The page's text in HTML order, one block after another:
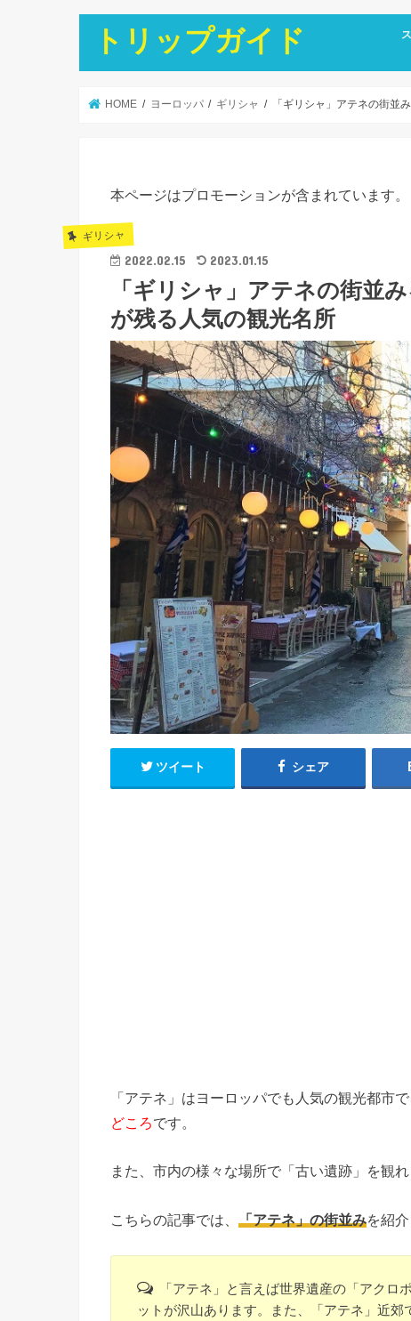
トリップガイド
ス
バ
グ
コ
ア
セ
マ
HOME ヨーロッパ ギリシャ 「ギリシャ」アテネの街並
本ページはプロモーションが含まれています。
ギリシャ
2022.02.15 2023.01.15
「ギリシャ」アテネの街並
が残る人気の観光名所
ツイート シェア
「アテネ」はヨーロッパでも人気の観光都市
どころです。
また、市内の様々な場所で「古い遺跡」を観
こちらの記事では、 「アテネ」の街並みを紹
「アテネ」と言えば世界遺産の「アク
ットが沢山あります。また、「アテネ」近